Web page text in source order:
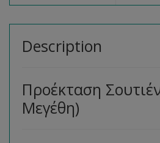
Description
Προέκταση
Μεγέθη)